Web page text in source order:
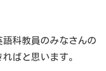
科教員のみなさんの
ばと思います。